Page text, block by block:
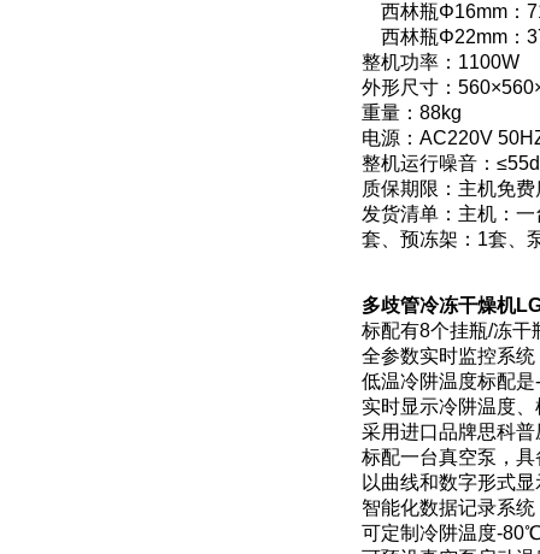
西林瓶Φ16mm：
西林瓶Φ22mm：
整机功率：1100W
外形尺寸：
重量：88kg
电源：AC220V
整机运行噪音：
质保期限：主机免
发货清单：主机：
套、预冻架：1套、
多歧管冷冻干燥机
标配有8个挂瓶/冻干
全参数实时监控系
低温冷阱温度标配
实时显示冷阱温度
采用进口品牌思科
标配一台真空泵，
以曲线和数字形式
智能化数据记录系
可定制冷阱温度-